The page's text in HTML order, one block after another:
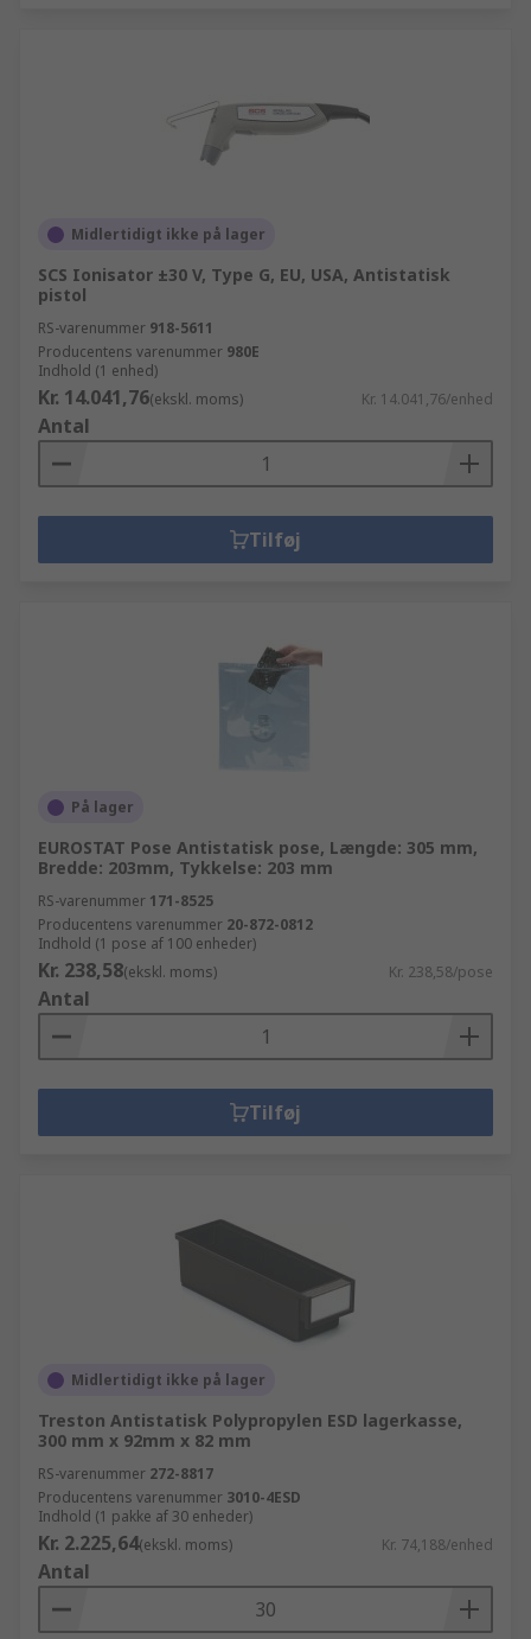
Midlertidigt ikke på lager
SCS Ionisator ±30 V, Type G, EU, USA, Antistatisk
pistol
RS-varenummer 918-5611
Producentens varenummer 980E
Indhold (1 enhed)
Kr. 14.041,76(ekskl. moms) Kr. 14.041,76/enhed
Antal
Tilføj
På lager
EUROSTAT Pose Antistatisk pose, Længde: 305 mm,
Bredde: 203mm, Tykkelse: 203 mm
RS-varenummer 171-8525
Producentens varenummer 20-872-0812
Indhold (1 pose af 100 enheder)
Kr. 238,58(ekskl. moms) Kr. 238,58/pose
Antal
Tilføj
Midlertidigt ikke på lager
Treston Antistatisk Polypropylen ESD lagerkasse,
300 mm x 92mm x 82 mm
RS-varenummer 272-8817
Producentens varenummer 3010-4ESD
Indhold (1 pakke af 30 enheder)
Kr. 2.225,64(ekskl. moms) Kr. 74,188/enhed
Antal